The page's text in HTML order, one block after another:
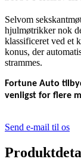
Selvom
hjulmøtrikker nok
klassificeret ved et
konus, der
strammes.
Fortune Auto
venligst for flere
Send e-mail til os